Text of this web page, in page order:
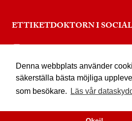
Denna webbplats använder
säkerställa bästa möjliga
som besökare.
Läs vår
ETTIKETDOKTORN I
facebook.com/etikettdoktorn
youtube.com/etikettdoktorn